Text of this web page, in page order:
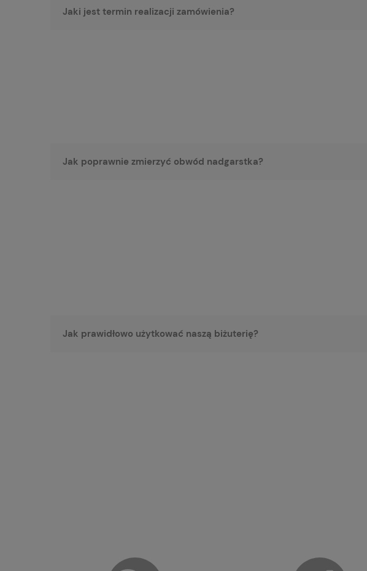
Jaki jest termin realizacji zamówienia?
Jak poprawnie zmierzyć obwód nadgarstka?
Jak prawidłowo użytkować naszą biżuterię?